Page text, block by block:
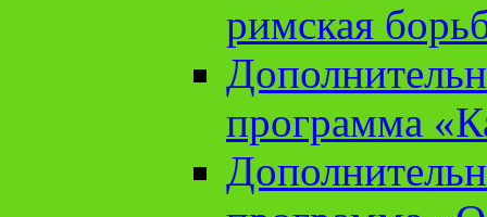
римская
программа